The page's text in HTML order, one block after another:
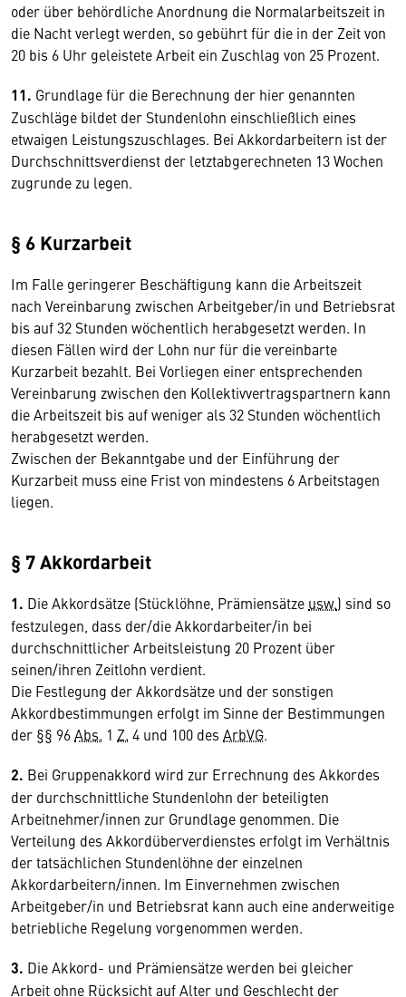
oder über behördliche Anordnung die Normalarbeitszeit in
die Nacht verlegt werden, so gebührt für die in der Zeit von
20 bis 6 Uhr geleistete Arbeit ein Zuschlag von 25 Prozent.
11. Grundlage für die Berechnung der hier genannten
Zuschläge bildet der Stundenlohn einschließlich eines
etwaigen Leistungszuschlages. Bei Akkordarbeitern ist der
Durchschnittsverdienst der letztabgerechneten 13 Wochen
zugrunde zu legen.
§ 6 Kurzarbeit
Im Falle geringerer Beschäftigung kann die Arbeitszeit
nach Vereinbarung zwischen Arbeitgeber/in und Betriebsrat
bis auf 32 Stunden wöchentlich herabgesetzt werden. In
diesen Fällen wird der Lohn nur für die vereinbarte
Kurzarbeit bezahlt. Bei Vorliegen einer entsprechenden
Vereinbarung zwischen den Kollektivvertragspartnern kann
die Arbeitszeit bis auf weniger als 32 Stunden wöchentlich
herabgesetzt werden.
Zwischen der Bekanntgabe und der Einführung der
Kurzarbeit muss eine Frist von mindestens 6 Arbeitstagen
liegen.
§ 7 Akkordarbeit
1. Die Akkordsätze (Stücklöhne, Prämiensätze usw.) sind so
festzulegen, dass der/die Akkordarbeiter/in bei
durchschnittlicher Arbeitsleistung 20 Prozent über
seinen/ihren Zeitlohn verdient.
Die Festlegung der Akkordsätze und der sonstigen
Akkordbestimmungen erfolgt im Sinne der Bestimmungen
der §§ 96Abs. 1 Z. 4 und 100 des ArbVG.
2. Bei Gruppenakkord wird zur Errechnung des Akkordes
der durchschnittliche Stundenlohn der beteiligten
Arbeitnehmer/innen zur Grundlage genommen. Die
Verteilung des Akkordüberverdienstes erfolgt im Verhältnis
der tatsächlichen Stundenlöhne der einzelnen
Akkordarbeitern/innen. Im Einvernehmen zwischen
Arbeitgeber/in und Betriebsrat kann auch eine anderweitige
betriebliche Regelung vorgenommen werden.
3. Die Akkord- und Prämiensätze werden bei gleicher
Arbeit ohne Rücksicht auf Alter und Geschlecht der